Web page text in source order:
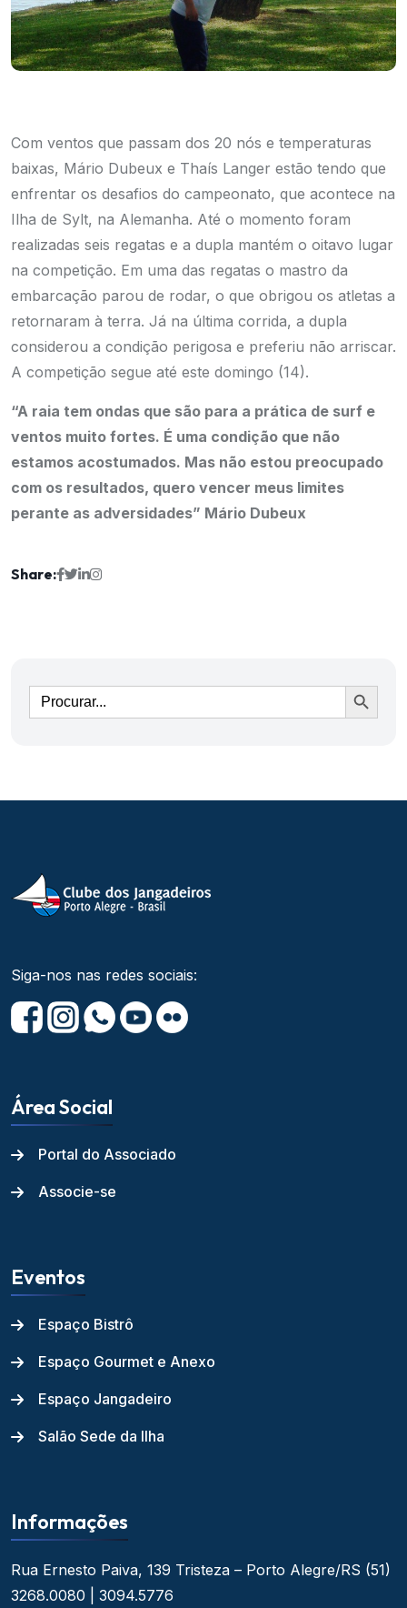
Com ventos que passam dos 20 nós e temperaturas
baixas, Mário Dubeux e Thaís Langer estão tendo que
enfrentar os desafios do campeonato, que acontece na
Ilha de Sylt, na Alemanha. Até o momento foram
realizadas seis regatas e a dupla mantém o oitavo lugar
na competição. Em uma das regatas o mastro da
embarcação parou de rodar, o que obrigou os atletas a
retornaram à terra. Já na última corrida, a dupla
considerou a condição perigosa e preferiu não arriscar.
A competição segue até este domingo (14).
“A raia tem ondas que são para a prática de surf e
ventos muito fortes. É uma condição que não
estamos acostumados. Mas não estou preocupado
com os resultados, quero vencer meus limites
perante as adversidades” Mário Dubeux
Share:
Ir
Siga-nos nas redes sociais:
Área Social
Portal do Associado
Associe-se
Eventos
Espaço Bistrô
Espaço Gourmet e Anexo
Espaço Jangadeiro
Salão Sede da Ilha
Informações
Rua Ernesto Paiva, 139 Tristeza – Porto Alegre/RS (51)
3268.0080 | 3094.5776